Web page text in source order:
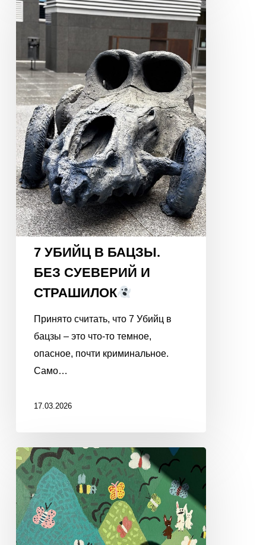
УБИЙЦ
В
БАЦЗЫ.
БЕЗ
СУЕВЕРИЙ
И
СТРАШИЛОК
7 УБИЙЦ В БАЦЗЫ.
БЕЗ СУЕВЕРИЙ И
СТРАШИЛОК
Принято считать, что 7 Убийц в
бацзы – это что-то темное,
опасное, почти криминальное.
Само…
17.03.2026
ЗНАКИ
СУДЬБЫ
УВЕЛИЧИТЕЛЬНЫЕ
СТЕКЛА